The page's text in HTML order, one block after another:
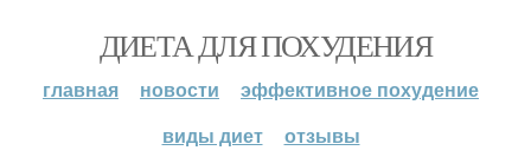
ДИЕТА ДЛЯ ПОХУДЕНИЯ
главная новости
эффективное похудение
виды диет
отзывы